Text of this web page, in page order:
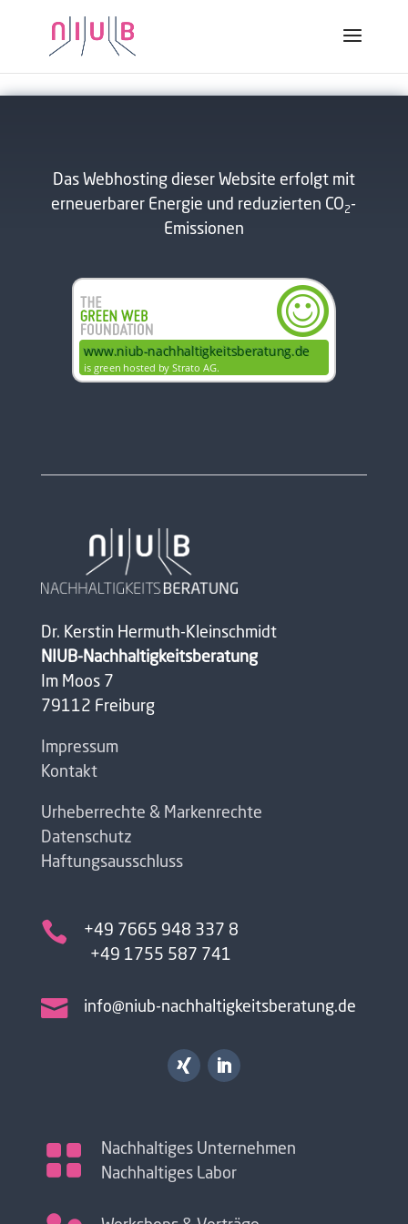
Das Webhosting dieser Website erfolgt mit
erneuerbarer Energie und reduzierten CO2-
Emissionen
Dr. Kerstin Hermuth-Kleinschmidt
NIUB-Nachhaltigkeitsberatung
Im Moos 7
79112 Freiburg
Impressum
Kontakt
Urheberrechte & Markenrechte
Datenschutz
Haftungsausschluss

+49 7665 948 337 8
+49 1755 587 741
 info@niub-nachhaltigkeitsberatung.de

Nachhaltiges Unternehmen
Nachhaltiges Labor